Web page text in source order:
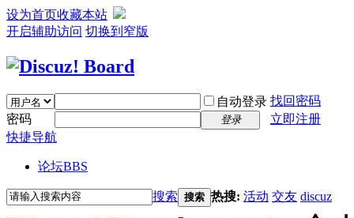
设为首页收藏本站
开启辅助访问 切换到窄版
自动登录 找回密码
密码
登录
立即注册
快捷导航
论坛BBS
搜索 搜索 热搜: 活动 交友 discuz